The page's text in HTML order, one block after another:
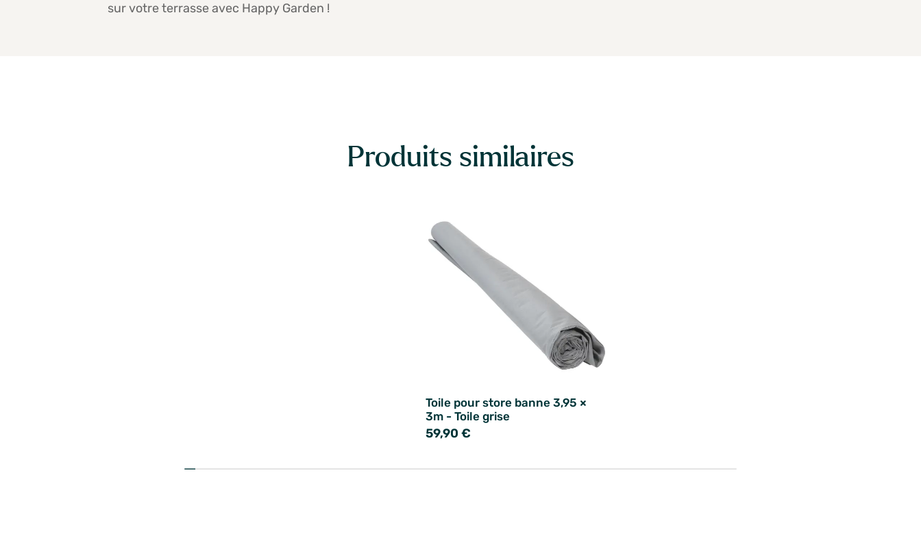
sur votre terrasse avec Happy Garden !
Produits similaires
Toile pour store banne 3,95 ×
3m - Toile grise
59,90 €